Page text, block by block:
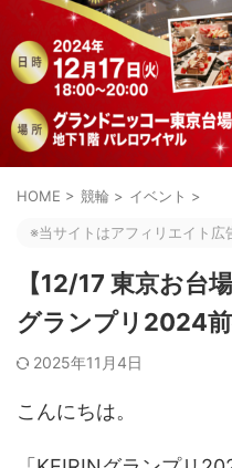
HOME > 競輪 > イベント >
※当サイトはアフィリエイト広
【12/17 東京お台
グランプリ2024前
2025年11月4日
こんにちは。